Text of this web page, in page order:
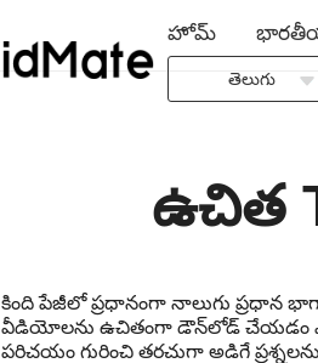
హోమ్
తెలుగు
English
Español
Italiano
Português
ఉచిత
కింది పేజీలో ప్రధానంగా నాలుగు ప్రధాన
వీడియోలను ఉచితంగా డౌన్‌లోడ్ చేయడం
పరిచయం గురించి తరచుగా అడిగే